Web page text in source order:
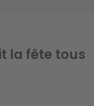
la fête tous